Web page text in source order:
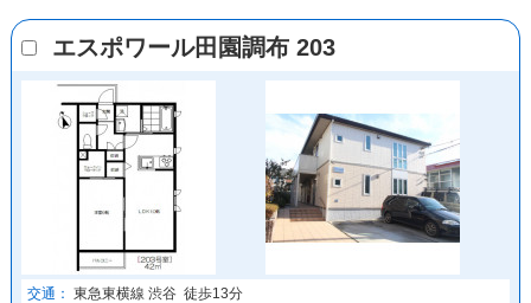
エスポワール田園調布 203
交通： 東急東横線 渋谷 徒歩13分